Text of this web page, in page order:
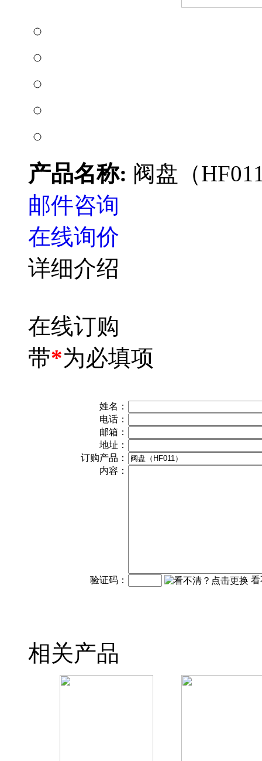
产品名称: 阀盘（
邮件咨询
在线询价
详细介绍
在线订购
带*为必填项
姓名：
电话：
邮箱：
地址：
订购产品：
内容：
验证码：
相关产品